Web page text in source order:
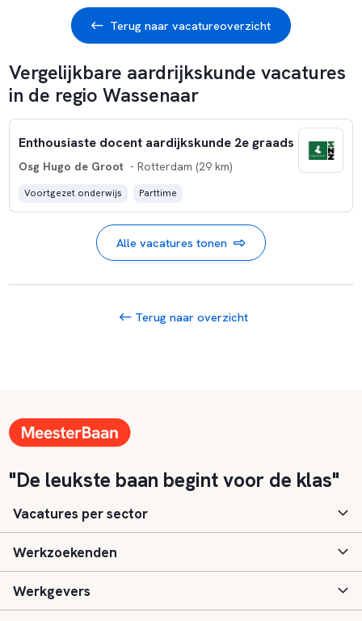
Terug naar vacatureoverzicht
Vergelijkbare aardrijkskunde vacatures
in de regio Wassenaar
Enthousiaste docent aardijkskunde 2e graads
Osg Hugo de Groot - Rotterdam (29 km)
Voortgezet onderwijs Parttime
Alle vacatures tonen
Terug naar overzicht
"De leukste baan begint voor de klas"
Vacatures per sector
Basisonderwijs
Speciaal (basis) onderwijs
Werkzoekenden
Aanmelden
Werkgevers